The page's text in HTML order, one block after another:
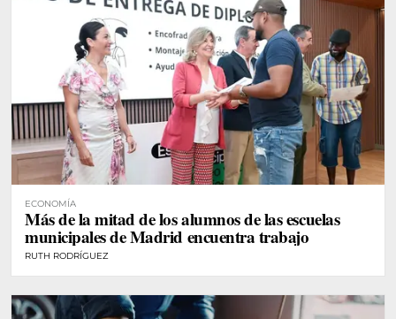
ECONOMÍA
Más de la mitad de los alumnos de las escuelas
municipales de Madrid encuentra trabajo
RUTH RODRÍGUEZ